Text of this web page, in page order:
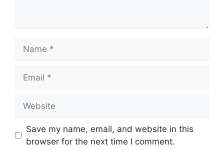
Save my name, email, and website in this
browser for the next time I comment.